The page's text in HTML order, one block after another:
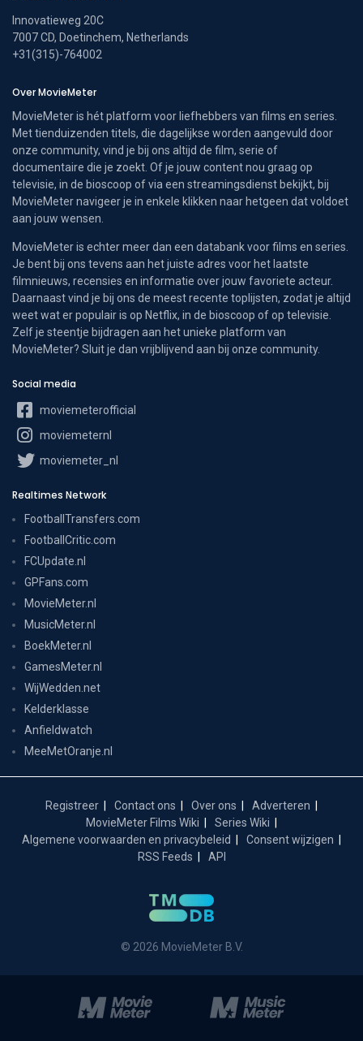
Innovatieweg 20C
7007 CD, Doetinchem, Netherlands
+31(315)-764002
Over MovieMeter
MovieMeter is hét platform voor liefhebbers van films en series.
Met tienduizenden titels, die dagelijkse worden aangevuld door
onze community, vind je bij ons altijd de film, serie of
documentaire die je zoekt. Of je jouw content nou graag op
televisie, in de bioscoop of via een streamingsdienst bekijkt, bij
MovieMeter navigeer je in enkele klikken naar hetgeen dat voldoet
aan jouw wensen.
MovieMeter is echter meer dan een databank voor films en series.
Je bent bij ons tevens aan het juiste adres voor het laatste
filmnieuws, recensies en informatie over jouw favoriete acteur.
Daarnaast vind je bij ons de meest recente toplijsten, zodat je altijd
weet wat er populair is op Netflix, in de bioscoop of op televisie.
Zelf je steentje bijdragen aan het unieke platform van
MovieMeter? Sluit je dan vrijblijvend aan bij onze community.
Social media
moviemeterofficial
moviemeternl
moviemeter_nl
Realtimes Network
FootballTransfers.com
FootballCritic.com
FCUpdate.nl
GPFans.com
MovieMeter.nl
MusicMeter.nl
BoekMeter.nl
GamesMeter.nl
WijWedden.net
Kelderklasse
Anfieldwatch
MeeMetOranje.nl
Registreer Contact ons Over ons
Adverteren
MovieMeter Films Wiki
Series Wiki
Algemene voorwaarden en privacybeleid
Consent wijzigen
RSS Feeds
API
© 2026 MovieMeter B.V.